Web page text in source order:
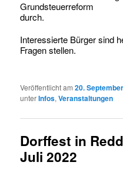
Grundsteuerreform
durch.
Interessierte Bürger sind
Fragen stellen.
Veröffentlicht am20.
unterInfos,Veranstaltungen
Dorffest in
Juli 2022